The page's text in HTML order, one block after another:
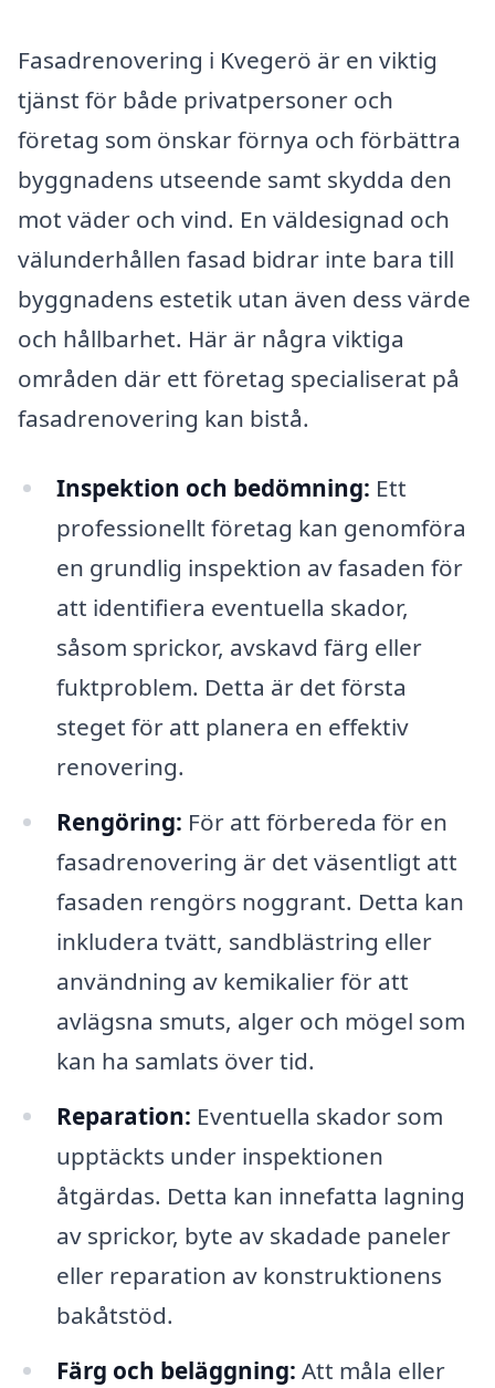
Fasadrenovering i Kvegerö är en viktig
tjänst för både privatpersoner och
företag som önskar förnya och förbättra
byggnadens utseende samt skydda den
mot väder och vind. En väldesignad och
välunderhållen fasad bidrar inte bara till
byggnadens estetik utan även dess värde
och hållbarhet. Här är några viktiga
områden där ett företag specialiserat på
fasadrenovering kan bistå.
Inspektion och bedömning: Ett
professionellt företag kan genomföra
en grundlig inspektion av fasaden för
att identifiera eventuella skador,
såsom sprickor, avskavd färg eller
fuktproblem. Detta är det första
steget för att planera en effektiv
renovering.
Rengöring: För att förbereda för en
fasadrenovering är det väsentligt att
fasaden rengörs noggrant. Detta kan
inkludera tvätt, sandblästring eller
användning av kemikalier för att
avlägsna smuts, alger och mögel som
kan ha samlats över tid.
Reparation: Eventuella skador som
upptäckts under inspektionen
åtgärdas. Detta kan innefatta lagning
av sprickor, byte av skadade paneler
eller reparation av konstruktionens
bakåtstöd.
Färg och beläggning: Att måla eller